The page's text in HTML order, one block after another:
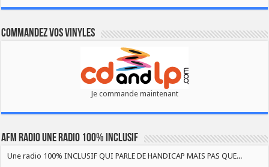
Commandez vos vinyles
Je commande maintenant
AFM RADIO UNE RADIO 100% INCLUSIF
Une radio 100% INCLUSIF QUI PARLE DE HANDICAP MAIS PAS QUE...